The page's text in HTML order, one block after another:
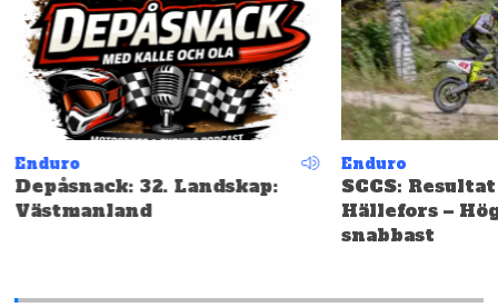
Enduro
Depåsnack: 32. Landskap:
Västmanland
Enduro
SCCS:
Hällefors –
snabbast